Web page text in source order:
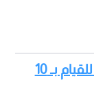
اقرأ أيضا : الحكومة تدعو الأردنيين للقيام بـ 10